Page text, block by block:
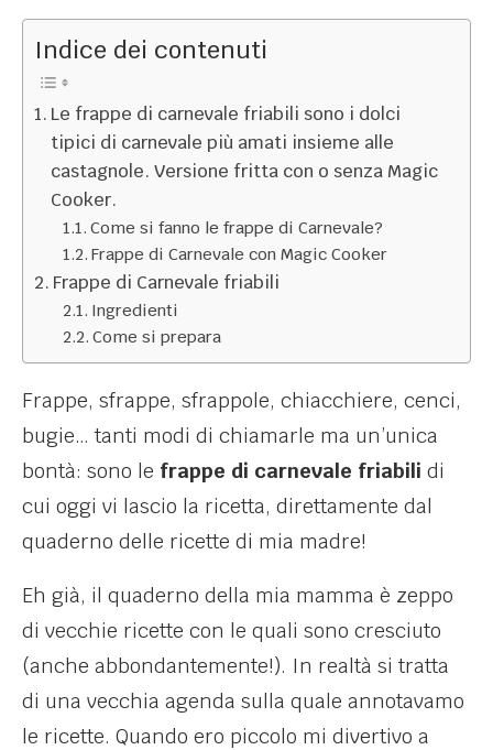
Indice dei contenuti
Le frappe di carnevale friabili sono i dolci
tipici di carnevale più amati insieme alle
castagnole. Versione fritta con o senza Magic
Cooker.
Come si fanno le frappe di Carnevale?
Frappe di Carnevale con Magic Cooker
Frappe di Carnevale friabili
Ingredienti
Come si prepara
Frappe, sfrappe, sfrappole, chiacchiere, cenci,
bugie… tanti modi di chiamarle ma un’unica
bontà: sono le frappe di carnevale friabili di
cui oggi vi lascio la ricetta, direttamente dal
quaderno delle ricette di mia madre!
Eh già, il quaderno della mia mamma è zeppo
di vecchie ricette con le quali sono cresciuto
(anche abbondantemente!). In realtà si tratta
di una vecchia agenda sulla quale annotavamo
le ricette. Quando ero piccolo mi divertivo a